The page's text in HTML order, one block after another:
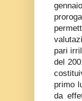
pari
del
primo
da